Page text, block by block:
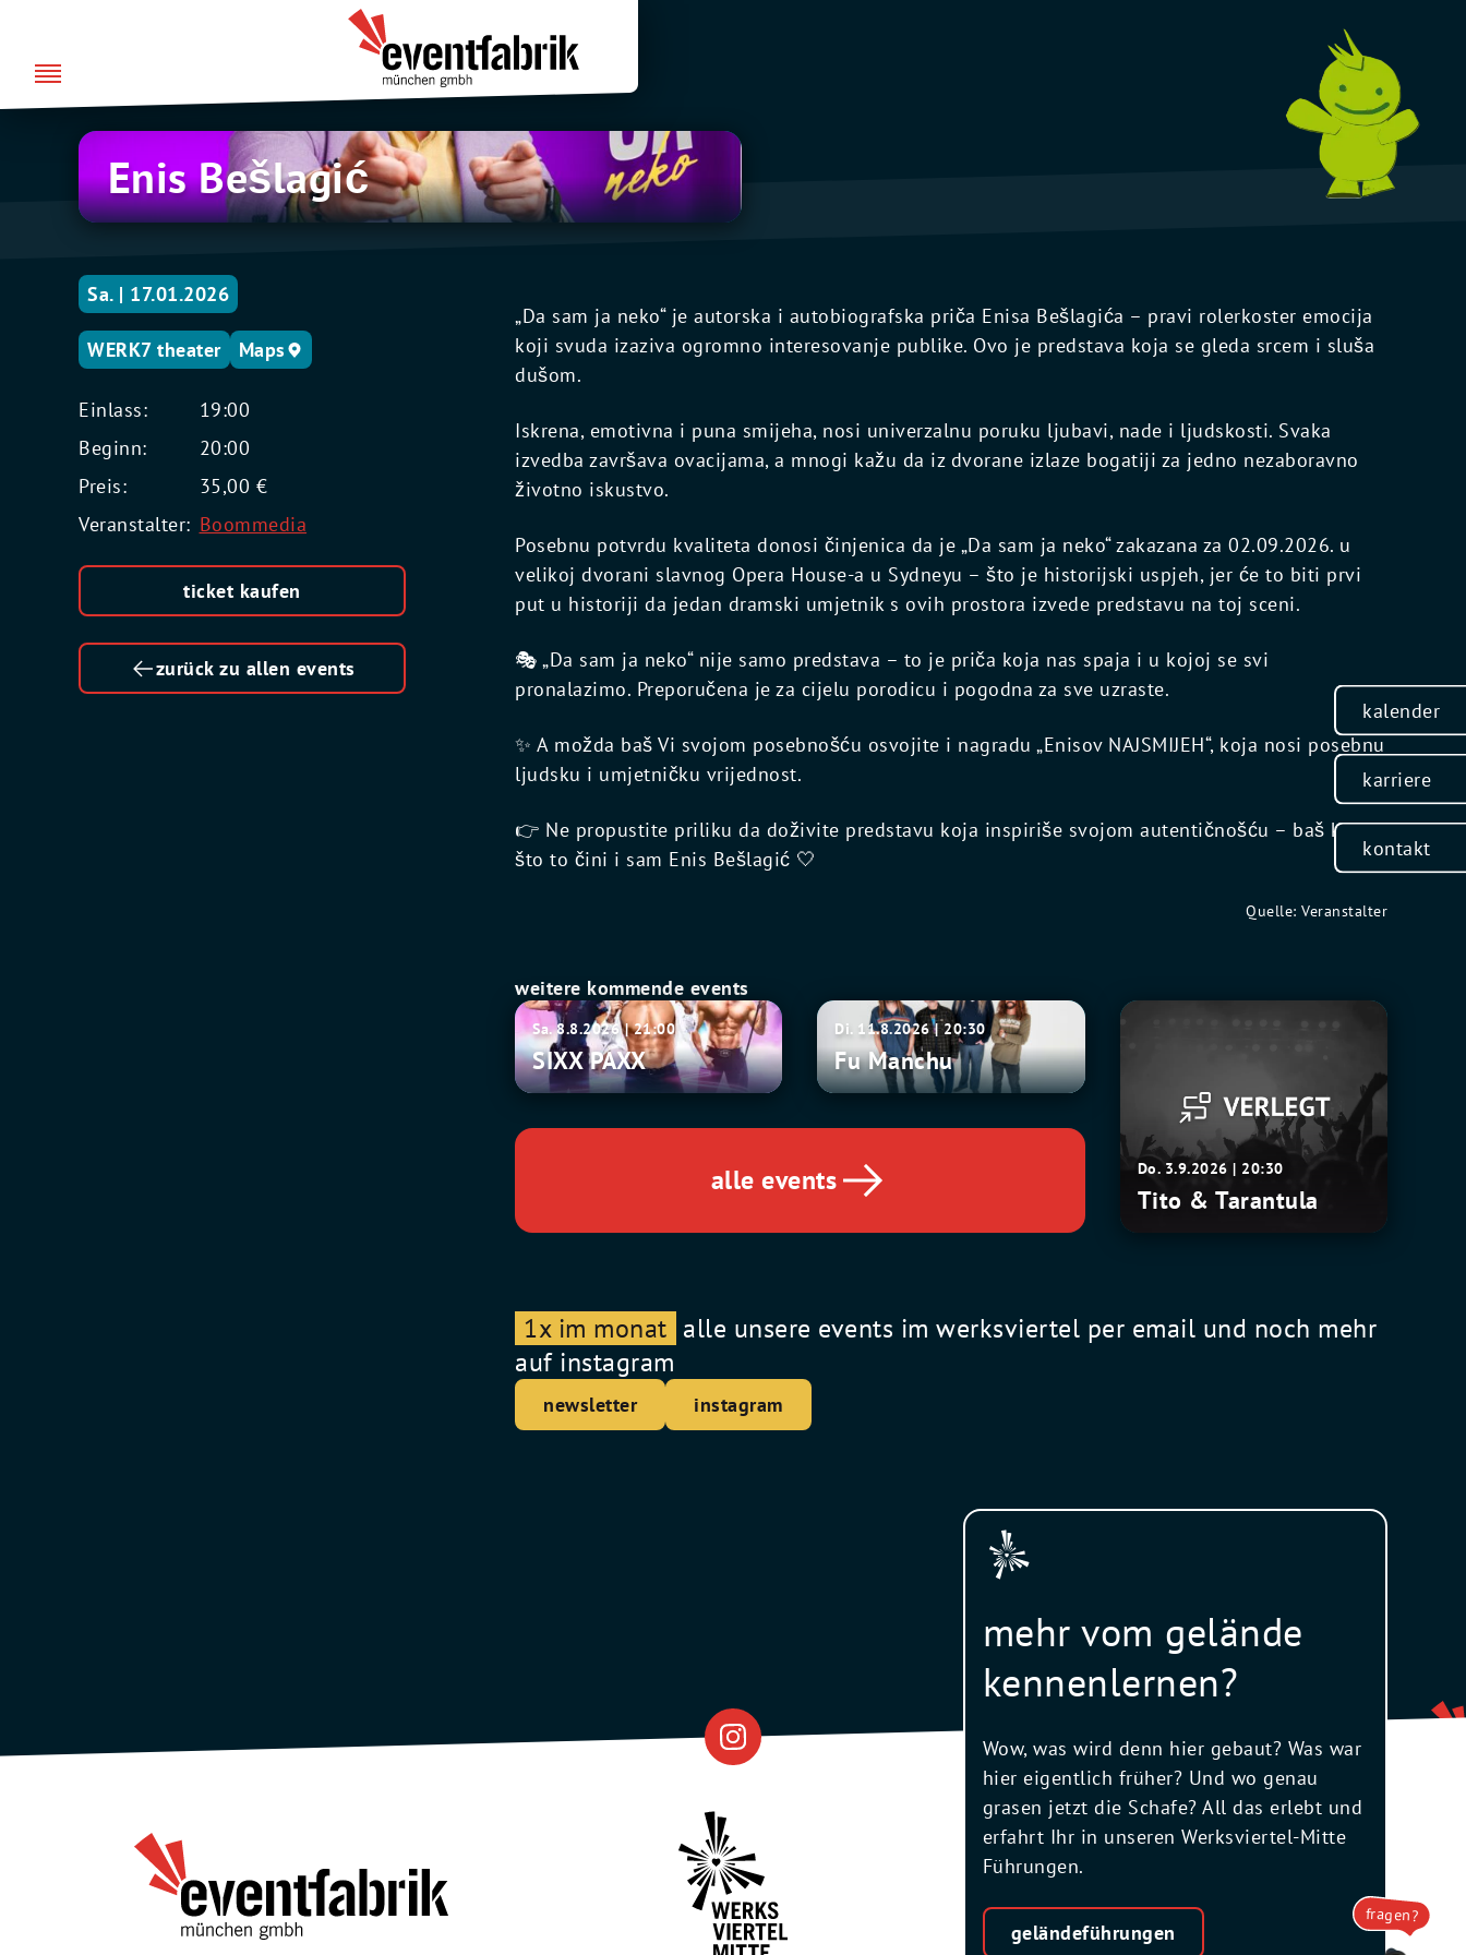
springen
kalender
karriere
kontakt
Enis
Bešlagić
Enis Bešlagić
„Da sam ja neko“ je autorska i autobiografska priča Enisa Bešlagića – pravi rolerkoster emocija
koji svuda izaziva ogromno interesovanje publike. Ovo je predstava koja se gleda srcem i sluša
dušom.
Iskrena, emotivna i puna smijeha, nosi univerzalnu poruku ljubavi, nade i ljudskosti. Svaka
izvedba završava ovacijama, a mnogi kažu da iz dvorane izlaze bogatiji za jedno nezaboravno
životno iskustvo.
Posebnu potvrdu kvaliteta donosi činjenica da je „Da sam ja neko“ zakazana za 02.09.2026. u
velikoj dvorani slavnog Opera House-a u Sydneyu – što je historijski uspjeh, jer će to biti prvi
put u historiji da jedan dramski umjetnik s ovih prostora izvede predstavu na toj sceni.
🎭 „Da sam ja neko“ nije samo predstava – to je priča koja nas spaja i u kojoj se svi
pronalazimo. Preporučena je za cijelu porodicu i pogodna za sve uzraste.
✨ A možda baš Vi svojom posebnošću osvojite i nagradu „Enisov NAJSMIJEH“, koja nosi posebnu
ljudsku i umjetničku vrijednost.
👉 Ne propustite priliku da doživite predstavu koja inspiriše svojom autentičnošću – baš kao
što to čini i sam Enis Bešlagić 🤍
Quelle: Veranstalter
weitere kommende events
SIXX
PAXX
Sa. 8.8.2026 | 21:00
SIXX PAXX
Fu
Manchu
Di. 11.8.2026 | 20:30
Fu Manchu
Tito
Do. 3.9.2026 | 20:30
Tito & Tarantula
alle events
1x im monat alle unsere events im werksviertel per email und noch mehr
auf instagram
newsletter instagram
Sa. | 17.01.2026
WERK7 theater Maps
Einlass:
19:00
Beginn:
20:00
Preis:
35,00 €
Veranstalter: Boommedia
ticket kaufen
zurück zu allen events
fragen?
mehr vom gelände
kennenlernen?
Wow, was wird denn hier gebaut? Was war
hier eigentlich früher? Und wo genau
grasen jetzt die Schafe? All das erlebt und
erfahrt Ihr in unseren Werksviertel-Mitte
Führungen.
geländeführungen